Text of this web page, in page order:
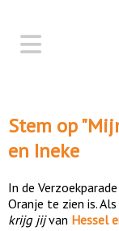
Stem op "
en Ineke
In de
Oranje te zien is.
krijg jijvan Hessel